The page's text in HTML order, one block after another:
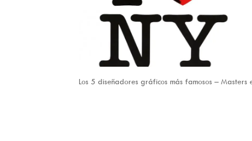
Los 5 diseñadores gráficos más famosos –